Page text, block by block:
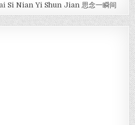
Si Nian Yi Shun Jian 思念一瞬间